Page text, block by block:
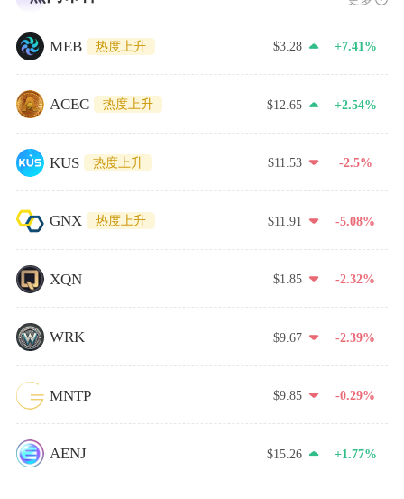
MEB 热度上升 $3.28 +7.41%
ACEC 热度上升 $12.65 +2.54%
KUS 热度上升 $11.53 -2.5%
GNX 热度上升 $11.91 -5.08%
XQN $1.85 -2.32%
WRK $9.67 -2.39%
MNTP $9.85 -0.29%
AENJ $15.26 +1.77%